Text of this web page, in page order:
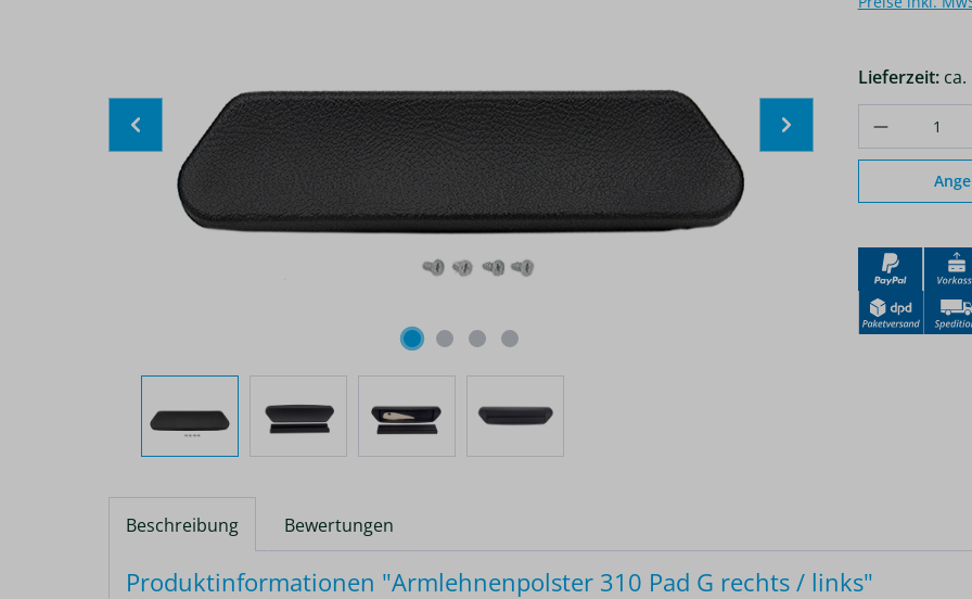
Lieferzeit:ca.
Beschreibung Bewertungen
Produktinformationen "Armlehnenpolster 310 Pad G rechts / links"